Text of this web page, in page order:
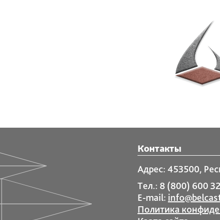
Контакты
Адрес: 453500,
Тел.: 8 (800) 600
E-mail:
Политика